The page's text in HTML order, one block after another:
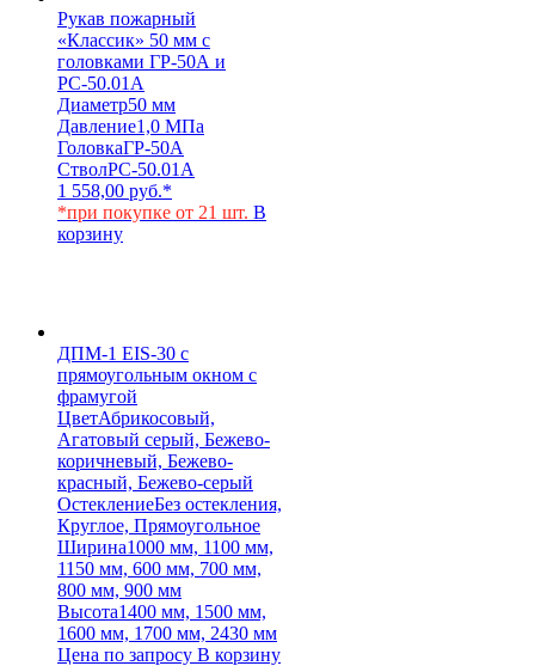
Рукав пожарный
«Классик» 50 мм с
головками ГР-50А и
РС-50.01А
Диаметр50 мм
Давление1,0 МПа
ГоловкаГР-50А
СтволРС-50.01А
1 558,00 руб.*
*при покупке от 21 шт. В
корзину
ДПМ-1 EIS-30 с
прямоугольным окном с
фрамугой
ЦветАбрикосовый,
Агатовый серый, Бежево-
коричневый, Бежево-
красный, Бежево-серый
ОстеклениеБез остекления,
Круглое, Прямоугольное
Ширина1000 мм, 1100 мм,
1150 мм, 600 мм, 700 мм,
800 мм, 900 мм
Высота1400 мм, 1500 мм,
1600 мм, 1700 мм, 2430 мм
Цена по запросу В корзину